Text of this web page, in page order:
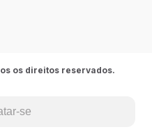
se
os direitos reservados.